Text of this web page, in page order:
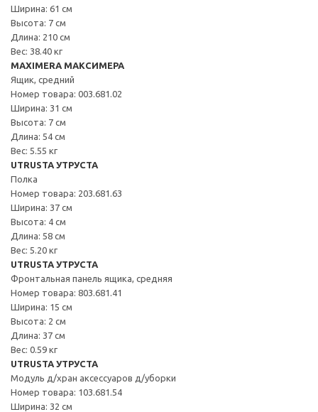
Ширина: 61 см
Высота: 7 см
Длина: 210 см
Вес: 38.40 кг
MAXIMERA МАКСИМЕРА
Ящик, средний
Номер товара: 003.681.02
Ширина: 31 см
Высота: 7 см
Длина: 54 см
Вес: 5.55 кг
UTRUSTA УТРУСТА
Полка
Номер товара: 203.681.63
Ширина: 37 см
Высота: 4 см
Длина: 58 см
Вес: 5.20 кг
UTRUSTA УТРУСТА
Фронтальная панель ящика, средняя
Номер товара: 803.681.41
Ширина: 15 см
Высота: 2 см
Длина: 37 см
Вес: 0.59 кг
UTRUSTA УТРУСТА
Модуль д/хран аксессуаров д/уборки
Номер товара: 103.681.54
Ширина: 32 см